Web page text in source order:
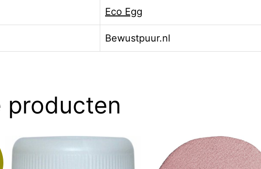
Eco Egg
Bewustpuur.nl
producten